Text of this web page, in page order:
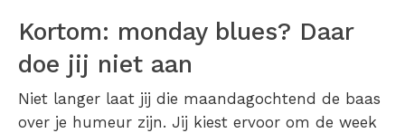
Kortom: monday blues? Daar
doe jij niet aan
Niet langer laat jij die maandagochtend de baas
over je humeur zijn. Jij kiest ervoor om de week